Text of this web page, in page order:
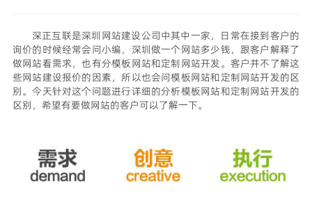
深正互联是深圳网站建设公司中其中一家，日常在接到客户的
询价的时候经常会问小编，深圳做一个网站多少钱，跟客户解释了
做网站看需求，也有分模板网站和定制网站开发。客户并不了解这
些网站建设报价的因素，所以也会问模板网站和定制网站开发的区
别。今天针对这个问题进行详细的分析模板网站和定制网站开发的
区别，希望有要做网站的客户可以了解一下。